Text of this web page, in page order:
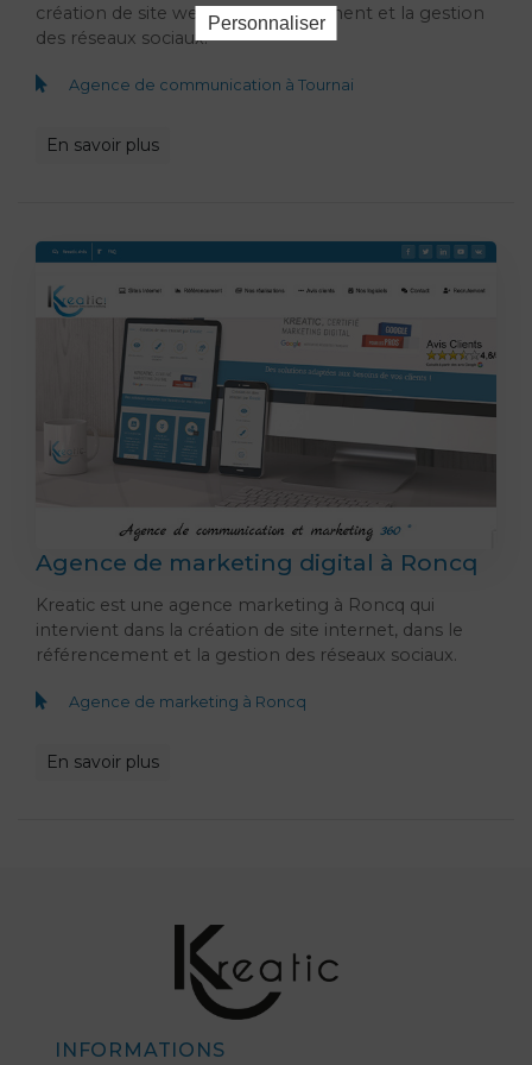
création de site web, le référencement et la gestion
des réseaux sociaux.
Agence de communication à Tournai
En savoir plus
Agence de marketing digital à Roncq
Kreatic est une agence marketing à Roncq qui
intervient dans la création de site internet, dans le
référencement et la gestion des réseaux sociaux.
Agence de marketing à Roncq
En savoir plus
INFORMATIONS
Personnaliser